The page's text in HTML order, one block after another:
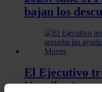
bajan los
El Ejecutivo
'ómnibus':